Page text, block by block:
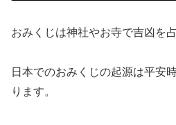
おみくじは神社やお寺で吉凶を
日本でのおみくじの起源は平安
ります。